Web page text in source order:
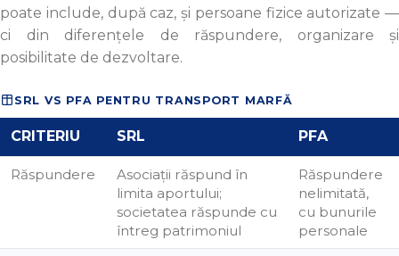
poate include, după caz, și persoane fizice autorizate —
ci din diferențele de răspundere, organizare și
posibilitate de dezvoltare.
SRL VS PFA PENTRU TRANSPORT MARFĂ
CRITERIU SRL PFA
Răspundere
Asociații răspund în
limita aportului;
societatea răspunde cu
întreg patrimoniul
Răspundere
nelimitată,
cu bunurile
personale